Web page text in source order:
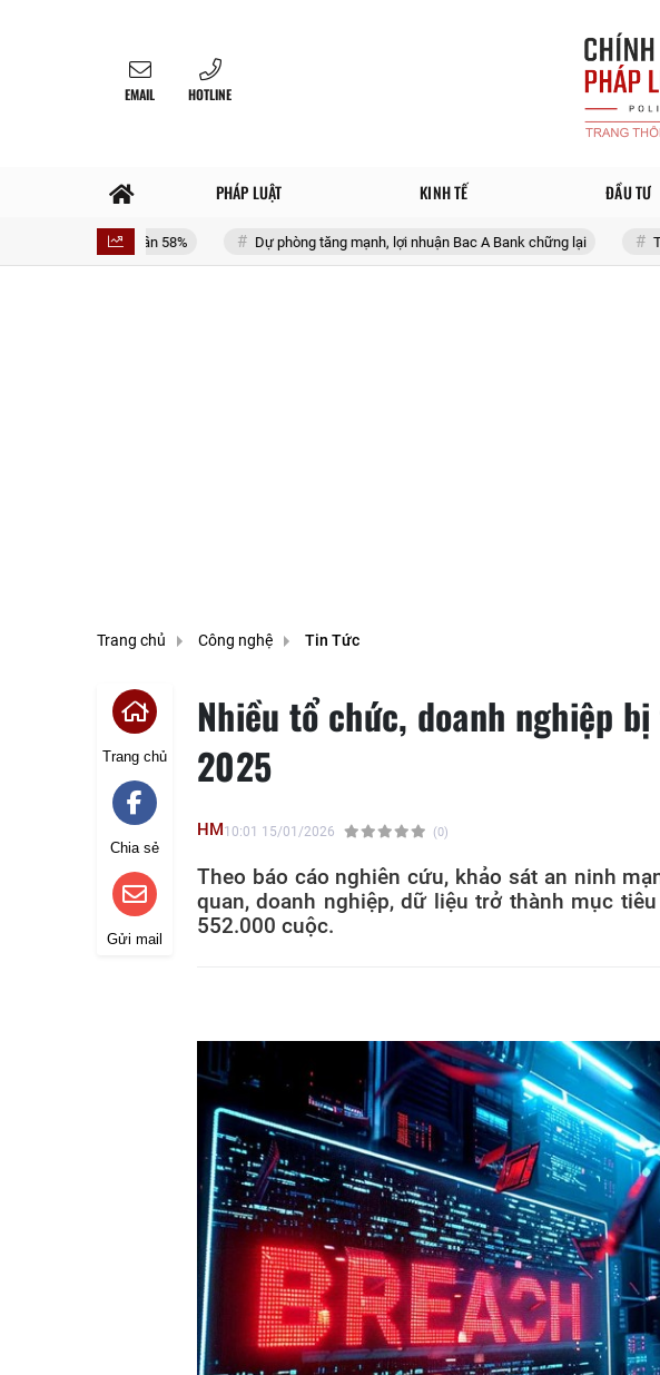
EMAIL HOTLINE
PHÁP LUẬT KINH TẾ ĐẦU TƯ
Dự phòng tăng mạnh, lợi nhuận Bac A Bank chững lại Thanh Hóa: Dự
Trang chủ Công nghệ Tin Tức
Trang chủ
Chia sẻ
Gửi mail
Nhiều tổ chức, doanh nghiệp
2025
HM10:01 15/01/2026 (0)
Theo báo cáo nghiên cứu, khảo sát an ninh
quan, doanh nghiệp, dữ liệu trở thành mục
552.000 cuộc.